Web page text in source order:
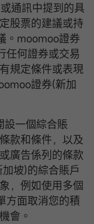
通訊中提到的具
股票的建議或持
。moomoo證券
任何證券或交易
規定條件或表現
證券(新加
設一個綜合賬
款和條件，以及
廣告係列的條款
坡)的綜合賬戶
，例如使用多個
方面取消您的積
會。